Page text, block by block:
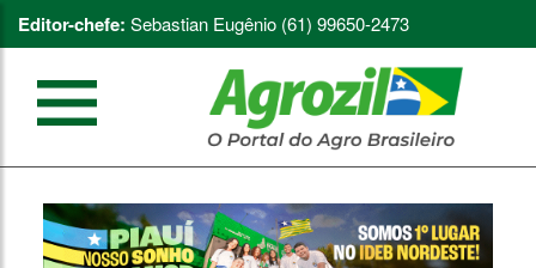
Editor-chefe: Sebastian Eugênio (61) 99650-2473